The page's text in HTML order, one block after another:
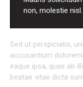
non, molestie nisl.
Sed ut perspiciatis,
accusantium
eaque ipsa, quae ab
beatae vitae dicta